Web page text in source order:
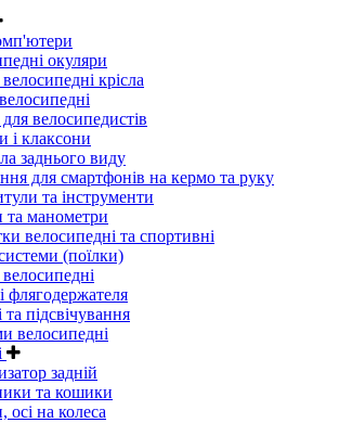
окуляри
крісла
велосипедистів
і клаксони
заднього виду
для смартфонів на кермо та руку
та інструменти
та манометри
велосипедні та спортивні
(поїлки)
флягодержателя
та підсвічування
велосипедні
задній
та кошики
осі на колеса